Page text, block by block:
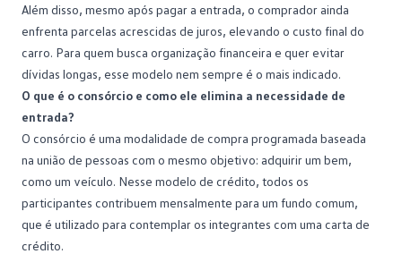
Além disso, mesmo após pagar a entrada, o comprador ainda
enfrenta parcelas acrescidas de juros, elevando o custo final do
carro. Para quem busca organização financeira e quer evitar
dívidas longas, esse modelo nem sempre é o mais indicado.
O que é o consórcio e como ele elimina a necessidade de
entrada?
O consórcio é uma modalidade de compra programada baseada
na união de pessoas com o mesmo objetivo: adquirir um bem,
como um veículo. Nesse modelo de crédito, todos os
participantes contribuem mensalmente para um fundo comum,
que é utilizado para contemplar os integrantes com uma carta de
crédito.